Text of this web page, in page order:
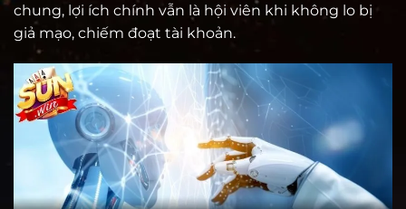
chung, lợi ích chính vẫn là hội viên khi không lo bị
giả mạo, chiếm đoạt tài khoản.